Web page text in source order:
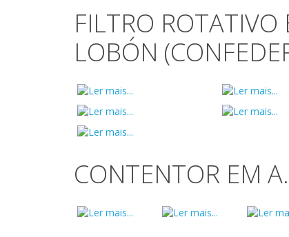
FILTRO
LOBÓN
CONTENTOR EM